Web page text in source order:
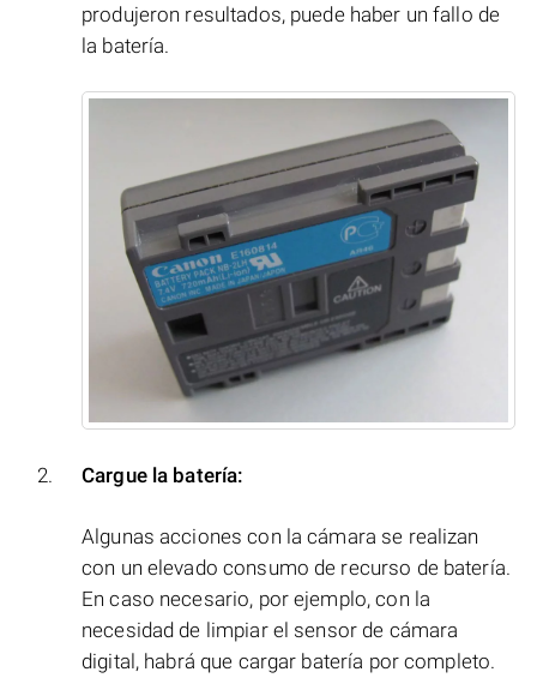
produjeron resultados, puede haber un fallo de
la batería.
Cargue la batería:
Algunas acciones con la cámara se realizan
con un elevado consumo de recurso de batería.
En caso necesario, por ejemplo, con la
necesidad de limpiar el sensor de cámara
digital, habrá que cargar batería por completo.